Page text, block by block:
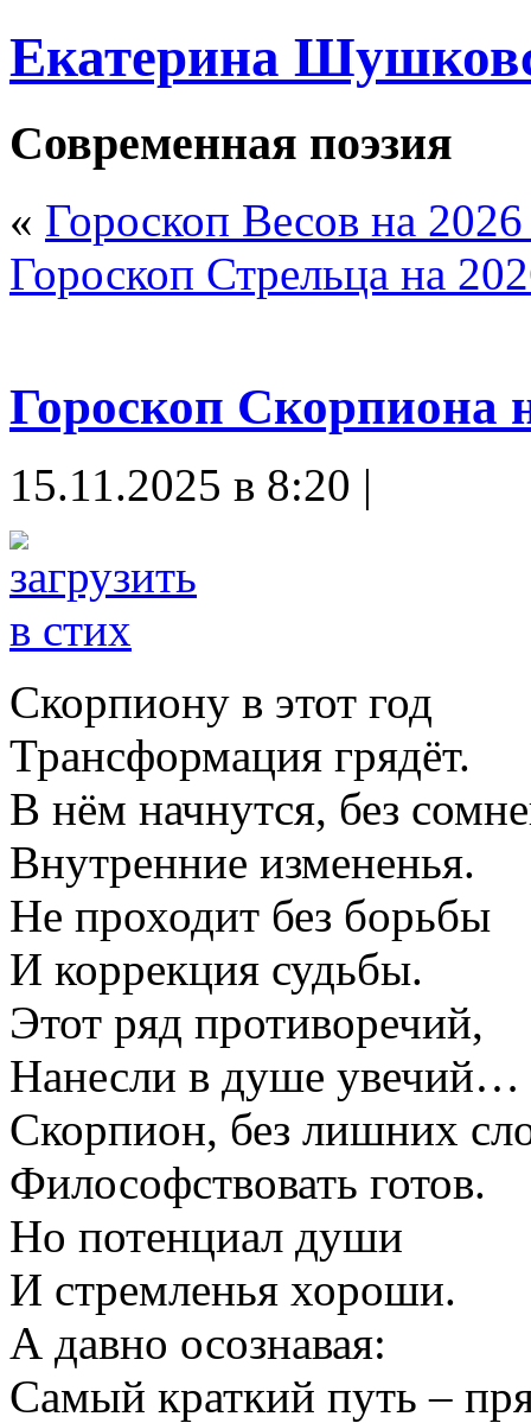
Екатерина
Современная поэзия
« Гороскоп Весов на 2026
Гороскоп Стрельца на
Гороскоп Скорпиона
15.11.2025 в 8:20 |
Скорпиону в этот год
Трансформация грядёт.
В нём начнутся, без
Внутренние измененья.
Не проходит без борьбы
И коррекция судьбы.
Этот ряд противоречий,
Нанесли в душе увечий…
Скорпион, без лишних
Философствовать готов.
Но потенциал души
И стремленья хороши.
А давно осознавая:
Самый краткий путь –